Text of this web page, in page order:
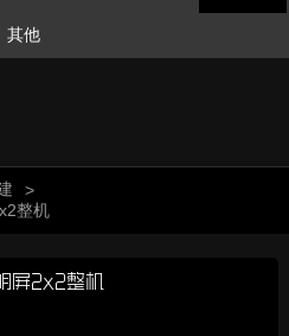
其他
>
整机
屏2x2整机